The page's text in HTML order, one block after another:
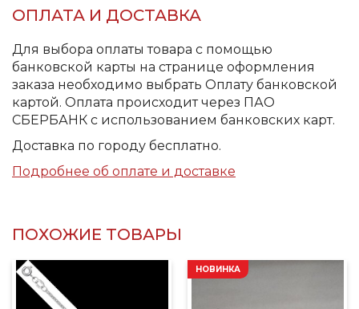
ОПЛАТА И ДОСТАВКА
Для выбора оплаты товара с помощью
банковской карты на странице оформления
заказа необходимо выбрать Оплату банковской
картой. Оплата происходит через ПАО
СБЕРБАНК с использованием банковских карт.
Доставка по городу бесплатно.
Подробнее об оплате и доставке
ПОХОЖИЕ ТОВАРЫ
НОВИНКА